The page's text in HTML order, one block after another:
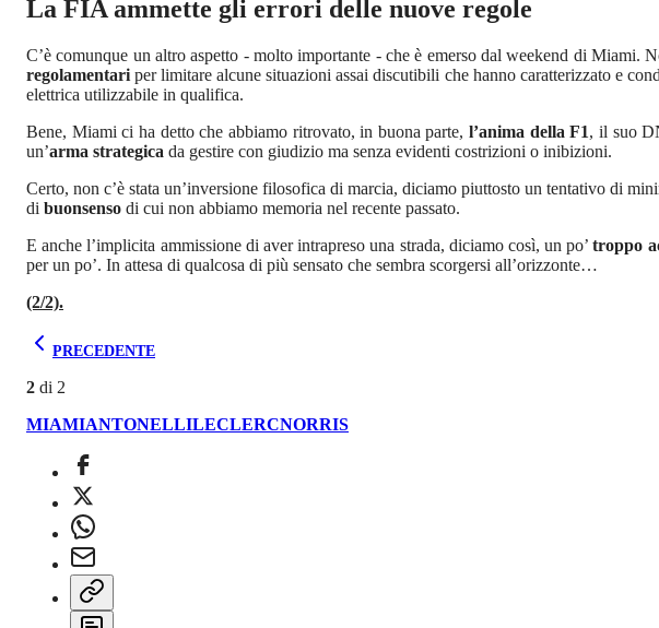
La FIA ammette gli errori delle nuove regole
C’è comunque un altro aspetto - molto importante - che è emerso dal weekend di Miami.
regolamentari per limitare alcune situazioni assai discutibili che hanno caratterizzato e
elettrica utilizzabile in qualifica.
Bene, Miami ci ha detto che abbiamo ritrovato, in buona parte,l’anima della F1, il suo
un’arma strategica da gestire con giudizio ma senza evidenti costrizioni o inibizioni.
Certo, non c’è stata un’inversione filosofica di marcia, diciamo piuttosto un tentativo di
di buonsenso di cui non abbiamo memoria nel recente passato.
E anche l’implicita ammissione di aver intrapreso una strada, diciamo così, un po’troppo
per un po’. In attesa di qualcosa di più sensato che sembra scorgersi all’orizzonte…
(2/2).
PRECEDENTE
2 di 2
MIAMIANTONELLILECLERCNORRIS